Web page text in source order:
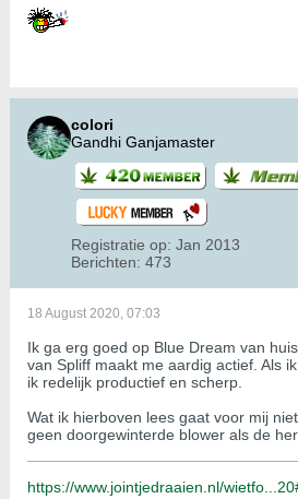
colori
Gandhi Ganjamaster
Registratie op: Jan 2013
Berichten: 473
18 August 2020, 07:03
Ik ga erg goed op Blue Dream van
van Spliff maakt me aardig actief. Als
ik redelijk productief en scherp.
Wat ik hierboven lees gaat voor mij
geen doorgewinterde blower als de
https://www.jointjedraaien.nl/